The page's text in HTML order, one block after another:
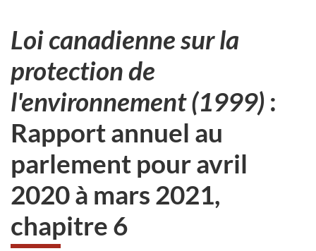
Loi canadienne sur la
protection de
l'environnement (1999) :
Rapport annuel au
parlement pour avril
2020 à mars 2021,
chapitre 6